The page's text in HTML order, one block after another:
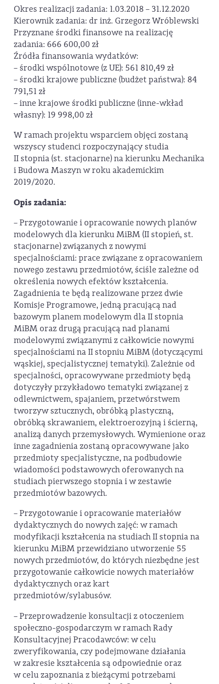
Okres realizacji zadania: 1.03.2018 – 31.12.2020
Kierownik zadania: dr inż. Grzegorz Wróblewski
Przyznane środki finansowe na realizację
zadania: 666 600,00 zł
Źródła finansowania wydatków:
– środki wspólnotowe (z UE): 561 810,49 zł
– środki krajowe publiczne (budżet państwa): 84
791,51 zł
– inne krajowe środki publiczne (inne-wkład
własny): 19 998,00 zł
W ramach projektu wsparciem objęci zostaną
wszyscy studenci rozpoczynający studia
II stopnia (st. stacjonarne) na kierunku Mechanika
i Budowa Maszyn w roku akademickim
2019/2020.
Opis zadania:
– Przygotowanie i opracowanie nowych planów
modelowych dla kierunku MiBM (II stopień, st.
stacjonarne) związanych z nowymi
specjalnościami: prace związane z opracowaniem
nowego zestawu przedmiotów, ściśle zależne od
określenia nowych efektów kształcenia.
Zagadnienia te będą realizowane przez dwie
Komisje Programowe, jedną pracującą nad
bazowym planem modelowym dla II stopnia
MiBM oraz drugą pracującą nad planami
modelowymi związanymi z całkowicie nowymi
specjalnościami na II stopniu MiBM (dotyczącymi
wąskiej, specjalistycznej tematyki). Zależnie od
specjalności, opracowywane przedmioty będą
dotyczyły przykładowo tematyki związanej z
odlewnictwem, spajaniem, przetwórstwem
tworzyw sztucznych, obróbką plastyczną,
obróbką skrawaniem, elektroerozyjną i ścierną,
analizą danych przemysłowych. Wymienione oraz
inne zagadnienia zostaną opracowywane jako
przedmioty specjalistyczne, na podbudowie
wiadomości podstawowych oferowanych na
studiach pierwszego stopnia i w zestawie
przedmiotów bazowych.
– Przygotowanie i opracowanie materiałów
dydaktycznych do nowych zajęć: w ramach
modyfikacji kształcenia na studiach II stopnia na
kierunku MiBM przewidziano utworzenie 55
nowych przedmiotów, do których niezbędne jest
przygotowanie całkowicie nowych materiałów
dydaktycznych oraz kart
przedmiotów/sylabusów.
– Przeprowadzenie konsultacji z otoczeniem
społeczno-gospodarczym w ramach Rady
Konsultacyjnej Pracodawców: w celu
zweryfikowania, czy podejmowane działania
w zakresie kształcenia są odpowiednie oraz
w celu zapoznania z bieżącymi potrzebami